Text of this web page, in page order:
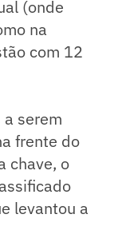
(onde
na
com 12
serem
frente do
chave, o
levantou a